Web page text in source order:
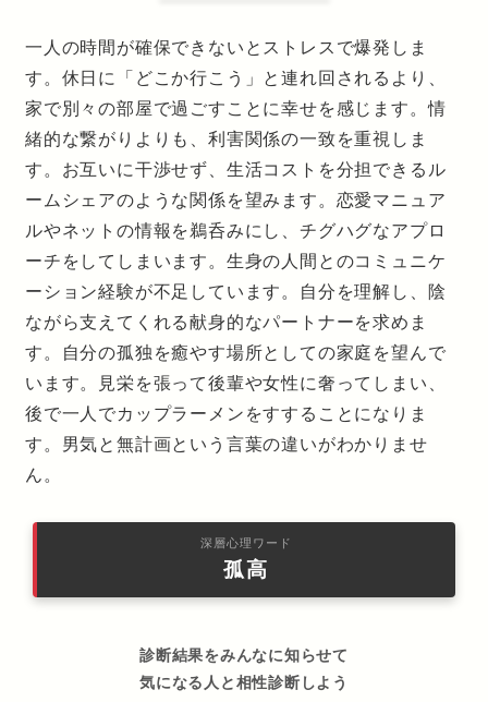
一人の時間が確保できないとストレスで爆発しま
す。休日に「どこか行こう」と連れ回されるより、
家で別々の部屋で過ごすことに幸せを感じます。情
緒的な繋がりよりも、利害関係の一致を重視しま
す。お互いに干渉せず、生活コストを分担できるル
ームシェアのような関係を望みます。恋愛マニュア
ルやネットの情報を鵜呑みにし、チグハグなアプロ
ーチをしてしまいます。生身の人間とのコミュニケ
ーション経験が不足しています。自分を理解し、陰
ながら支えてくれる献身的なパートナーを求めま
す。自分の孤独を癒やす場所としての家庭を望んで
います。見栄を張って後輩や女性に奢ってしまい、
後で一人でカップラーメンをすすることになりま
す。男気と無計画という言葉の違いがわかりませ
ん。
深層心理ワード
孤高
診断結果をみんなに知らせて
気になる人と相性診断しよう